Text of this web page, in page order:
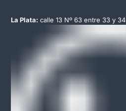
La Plata:calle 13 Nº 63 entre 33 y 34